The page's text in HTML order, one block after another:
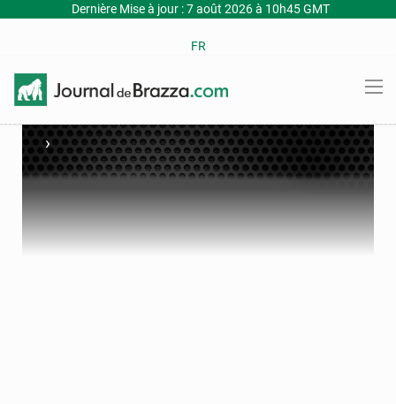
Dernière Mise à jour : 7 août 2026 à 10h45 GMT
FR
›